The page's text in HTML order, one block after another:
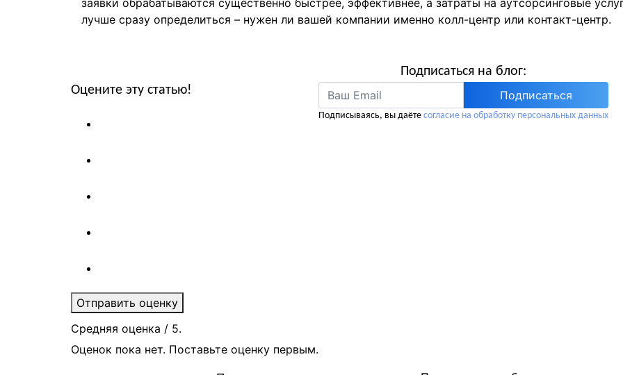
заявки обрабатываются существенно быстрее, эффективнее, а затраты на аутсорсинговые
лучше сразу определиться – нужен ли вашей компании именно колл-центр или контакт-центр.
Оцените эту статью!
Отправить оценку
Средняя оценка / 5.
Оценок пока нет. Поставьте оценку первым.
Подписаться на блог:
Подписаться
Подписываясь, вы даёте согласие на обработку персональных данных